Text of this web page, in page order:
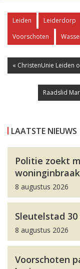
Leiden Leiderdorp
Voorschoten
« ChristenUnie Leiden
Raadslid
LAATSTE NIEUWS
Politie zoekt
woninginbraak
8 augustus 2026
Sleutelstad
8 augustus 2026
Voorschoten